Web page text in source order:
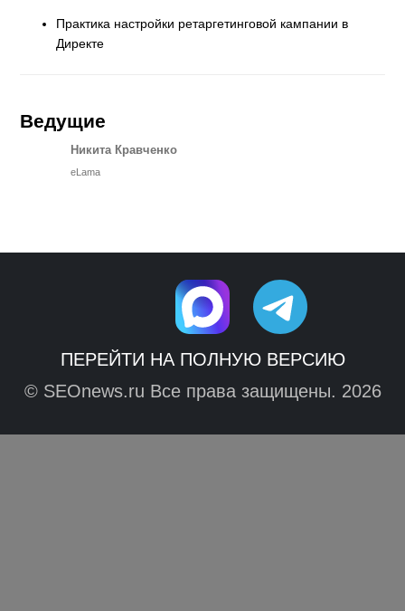
Практика настройки ретаргетинговой кампании в
Директе
Ведущие
Никита Кравченко
eLama
ПЕРЕЙТИ НА ПОЛНУЮ ВЕРСИЮ
© SEOnews.ru Все права защищены. 2026